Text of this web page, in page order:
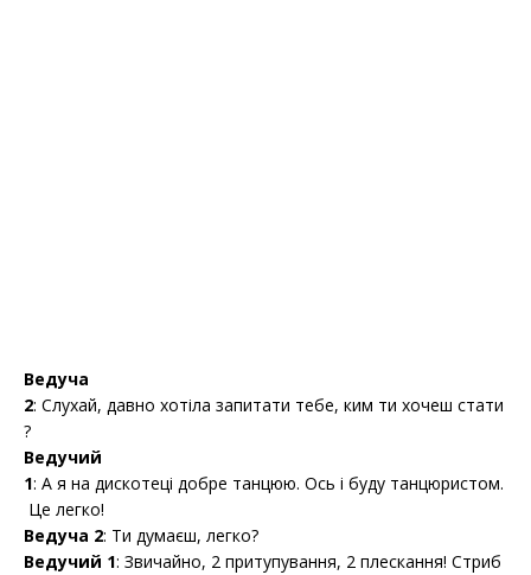
Ведуча
2: Слухай, давно хотіла запитати тебе, ким ти хочеш стати
?
Ведучий
1: А я на дискотеці добре танцюю. Ось і буду танцюристом.
Це легко!
Ведуча 2: Ти думаєш, легко?
Ведучий 1: Звичайно, 2 притупування, 2 плескання! Стриб